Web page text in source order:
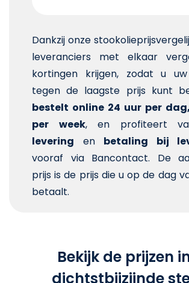
Dankzij onze
leveranciers met elkaar
kortingen krijgen, zodat u
tegen de laagste prijs kunt
bestelt online 24 uur per
per week, en profiteert
levering en betaling bij
vooraf via Bancontact. De
prijs is de prijs die u op de dag
betaalt.
Bekijk de prijzen
dichtstbijzijnde